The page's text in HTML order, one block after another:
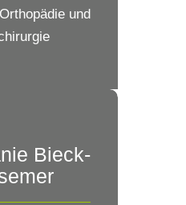
und
Bieck-